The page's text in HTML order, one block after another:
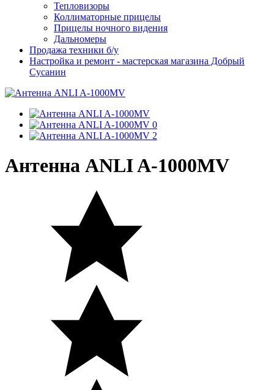
Тепловизоры
Коллиматорные прицелы
Прицелы ночного видения
Дальномеры
Продажа техники б/у
Настройка и ремонт - мастерская магазина Добрый
Сусанин
Антенна ANLI A-1000MV